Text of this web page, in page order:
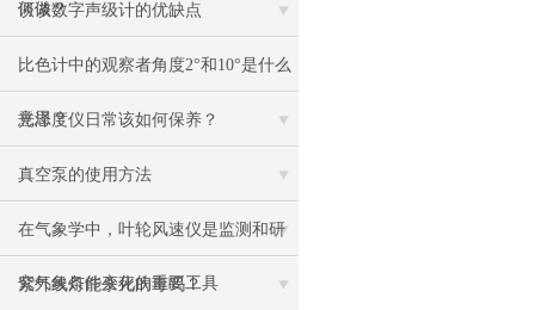
何做？
谈谈数字声级计的优缺点
比色计中的观察者角度2°和10°是什么
意思？
光泽度仪日常该如何保养？
真空泵的使用方法
在气象学中，叶轮风速仪是监测和研
究气象条件变化的重要工具
紫外线灯能杀死病毒吗？